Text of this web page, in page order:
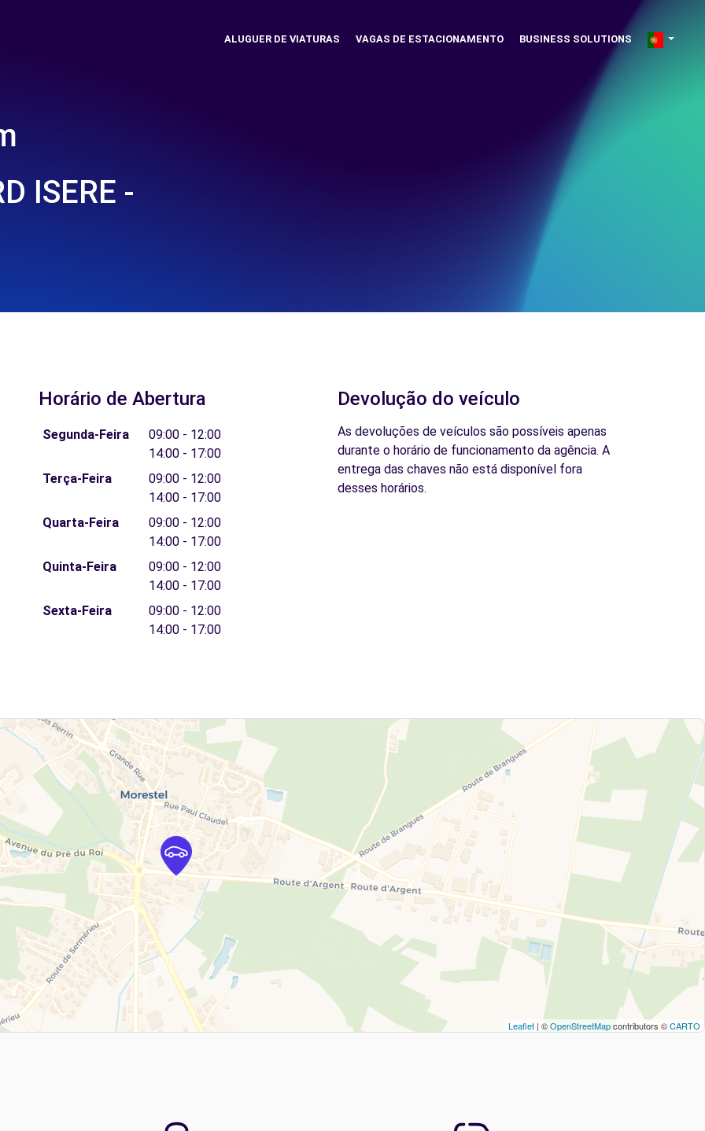
ALUGUER DE VIATURAS VAGAS DE ESTACIONAMENTO BUSINESS SOLUTIONS
ISERE -
Horário de Abertura
Segunda-Feira
09:00 - 12:00
14:00 - 17:00
Terça-Feira
09:00 - 12:00
14:00 - 17:00
Quarta-Feira
09:00 - 12:00
14:00 - 17:00
Quinta-Feira
09:00 - 12:00
14:00 - 17:00
Sexta-Feira
09:00 - 12:00
14:00 - 17:00
Devolução do veículo
As devoluções de veículos são possíveis apenas
durante o horário de funcionamento da agência. A
entrega das chaves não está disponível fora
desses horários.
Leaflet | ©OpenStreetMapcontributors ©CARTO